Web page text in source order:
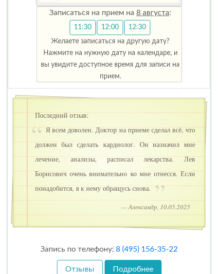
Записаться на прием на 8 августа:
11:30 12:00 12:30
Желаете записаться на другую дату?
Нажмите на нужную дату на календаре, и
вы увидите доступное время для записи на
прием.
Последний отзыв:
Я всем доволен. Доктор на приеме сделал всё, что
должен был сделать кардиолог. Он назначил мне
лечение, анализы, расписал лекарства. Лев
Борисович очень внимательно ко мне отнесся. Если
понадобится, я к нему обращусь снова.
— Александр, 10.05.2025
Запись по телефону: 8 (495) 156-35-22
Отзывы Подробнее